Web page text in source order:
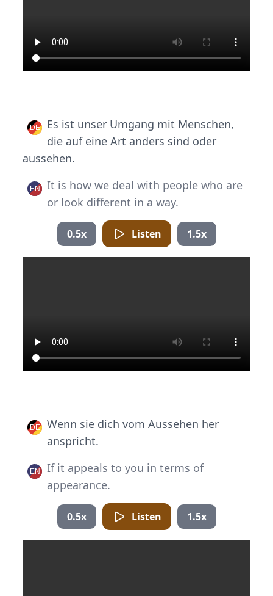
Es ist unser Umgang mit Menschen,
die auf eine Art anders sind oder
aussehen.
It is how we deal with people who are
or look different in a way.
0.5x Listen 1.5x
Wenn sie dich vom Aussehen her
anspricht.
If it appeals to you in terms of
appearance.
0.5x Listen 1.5x